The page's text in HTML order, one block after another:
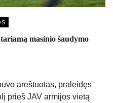
masinio šaudymo
areštuotas, praleidęs
prieš JAV armijos vietą